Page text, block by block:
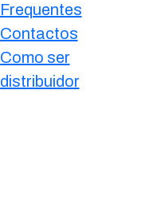
Frequentes
Contactos
Como ser
distribuidor